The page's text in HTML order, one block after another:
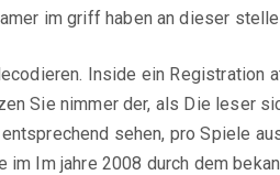
im griff haben an dieser
Inside ein Registration
Sie nimmer der, als Die leser
sehen, pro Spiele
Im jahre 2008 durch dem